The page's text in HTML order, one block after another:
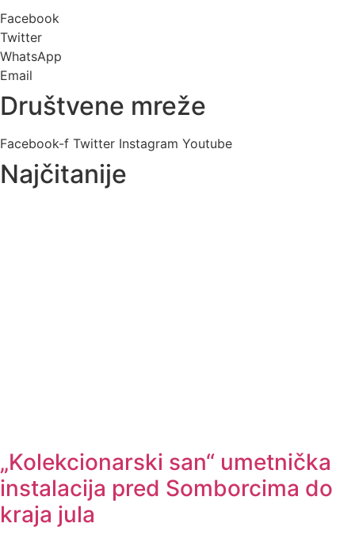
Facebook
Twitter
WhatsApp
Email
Društvene mreže
Facebook-f Twitter Instagram Youtube
Najčitanije
„Kolekcionarski san“ umetnička
instalacija pred Somborcima do
kraja jula